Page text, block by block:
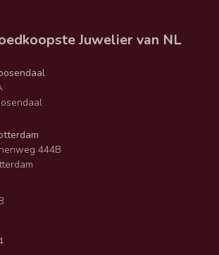
Juwelier van NL
444B